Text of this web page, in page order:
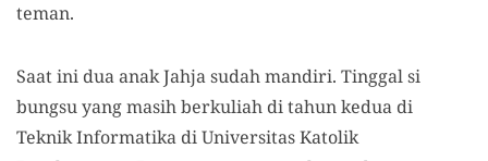
teman.
Saat ini dua anak Jahja sudah mandiri. Tinggal si
bungsu yang masih berkuliah di tahun kedua di
Teknik Informatika di Universitas Katolik